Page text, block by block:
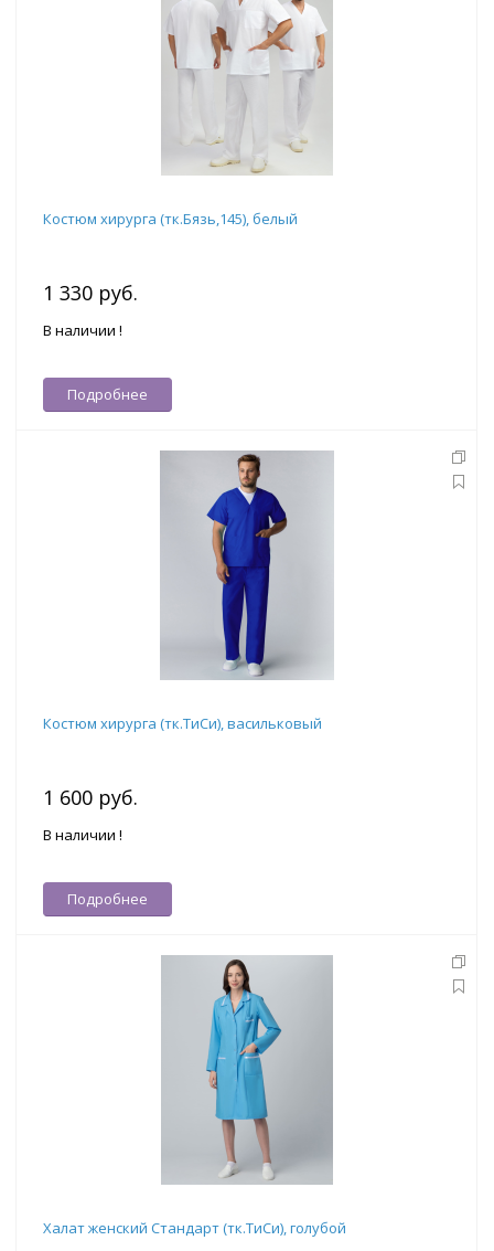
Костюм хирурга (тк.Бязь,145), белый
1 330 руб.
В наличии !
Подробнее
Костюм хирурга (тк.ТиСи), васильковый
1 600 руб.
В наличии !
Подробнее
Халат женский Стандарт (тк.ТиСи), голубой